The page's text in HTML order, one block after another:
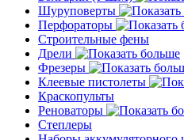
Шуруповерты
Перфораторы
Строительные фены
Дрели
Фрезеры
Клеевые пистолеты
Краскопульты
Реноваторы
Степлеры